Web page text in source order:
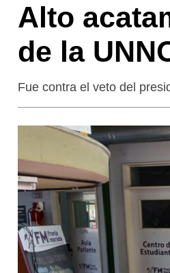
Alto
de la
Fue contra el veto del